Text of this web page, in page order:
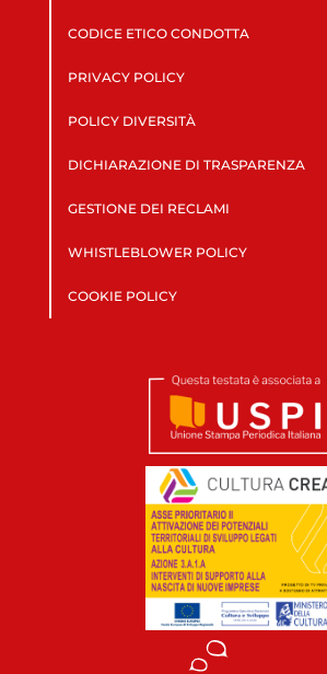
CODICE ETICO CONDOTTA
PRIVACY POLICY
POLICY DIVERSITÀ
DICHIARAZIONE DI TRASPARENZA
GESTIONE DEI RECLAMI
WHISTLEBLOWER POLICY
COOKIE POLICY